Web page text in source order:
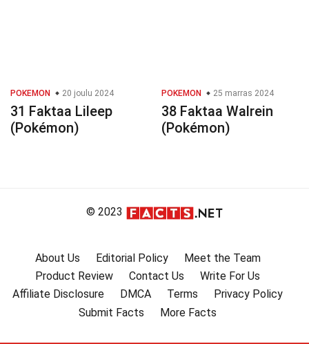
POKEMON 20 joulu 2024
31 Faktaa Lileep
(Pokémon)
POKEMON 25 marras 2024
38 Faktaa Walrein
(Pokémon)
© 2023
About Us Editorial Policy
Meet the Team
Product Review
Contact Us
Write For Us
Affiliate Disclosure
DMCA Terms
Privacy Policy
Submit Facts
More Facts